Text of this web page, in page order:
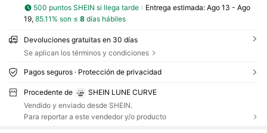
500 puntos SHEIN si llega tarde Entrega estimada: Ago 13 - Ago
19, 85.11% son ≤ 8días hábiles
Devoluciones gratuitas en 30 días
Se aplican los términos y condiciones
Pagos seguros · Protección de privacidad
Procedente de
SHEIN LUNE CURVE
Vendido y enviado desde SHEIN.
Para reportar a este vendedor y/o producto